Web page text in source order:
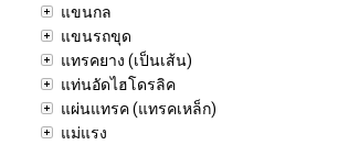
แขนกล
แขนรถขุด
แทรคยาง (เป็นเส้น)
แท่นอัดไฮโดรลิค
แผ่นแทรค (แทรคเหล็ก)
แม่แรง